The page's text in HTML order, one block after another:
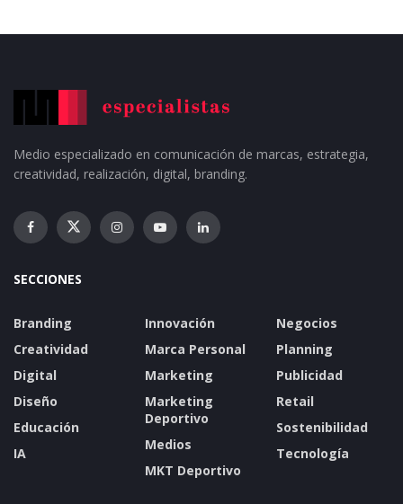
Medio especializado en comunicación de marcas, estrategia,
creatividad, realización, digital, branding.
SECCIONES
Branding
Creatividad
Digital
Diseño
Educación
IA
Innovación
Marca Personal
Marketing
Marketing
Deportivo
Medios
MKT Deportivo
Negocios
Planning
Publicidad
Retail
Sostenibilidad
Tecnología